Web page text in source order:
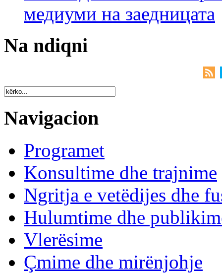
медиуми на заедницата
Na ndiqni
Navigacion
Programet
Konsultime dhe trajnime
Ngritja e vetëdijes dhe
Hulumtime dhe
Vlerësime
Çmime dhe mirënjohje